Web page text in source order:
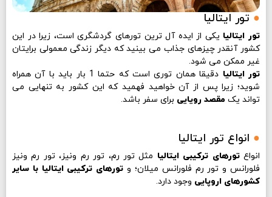
● تور ایتالیا
تور ایتالیا یکی از ایده آل ترین تورهای گردشگری است، زیرا در این
کشور آنقدر چیزهای جذاب می بینید که دیگر زندگی معمولی برایتان
غیر ممکن می شود.
تور ایتالیا
دقیقا همان توری است که حتما 1 بار باید با آن همراه
شوید؛ زیرا پس از آن خواهید فهمید که این کشور به تنهایی می
تواند یک مقصد رویایی برای سفر باشد.
● انواع تور ایتالیا
انواعتورهای ترکیبی ایتالیا مثل تور رم، تور رم ونیز، تور رم ونیز
فلورانس و تور رم فلورانس میلان؛ و تورهای ترکیبی ایتالیا با سایر
کشورهای اروپایی وجود دارد.